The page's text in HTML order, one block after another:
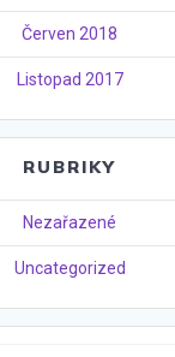
Červen 2018
Listopad 2017
RUBRIKY
Nezařazené
Uncategorized